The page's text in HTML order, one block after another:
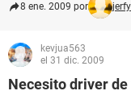
8 ene. 2009 por jerfy
kevjua563
el 31 dic. 2009
Necesito driver de